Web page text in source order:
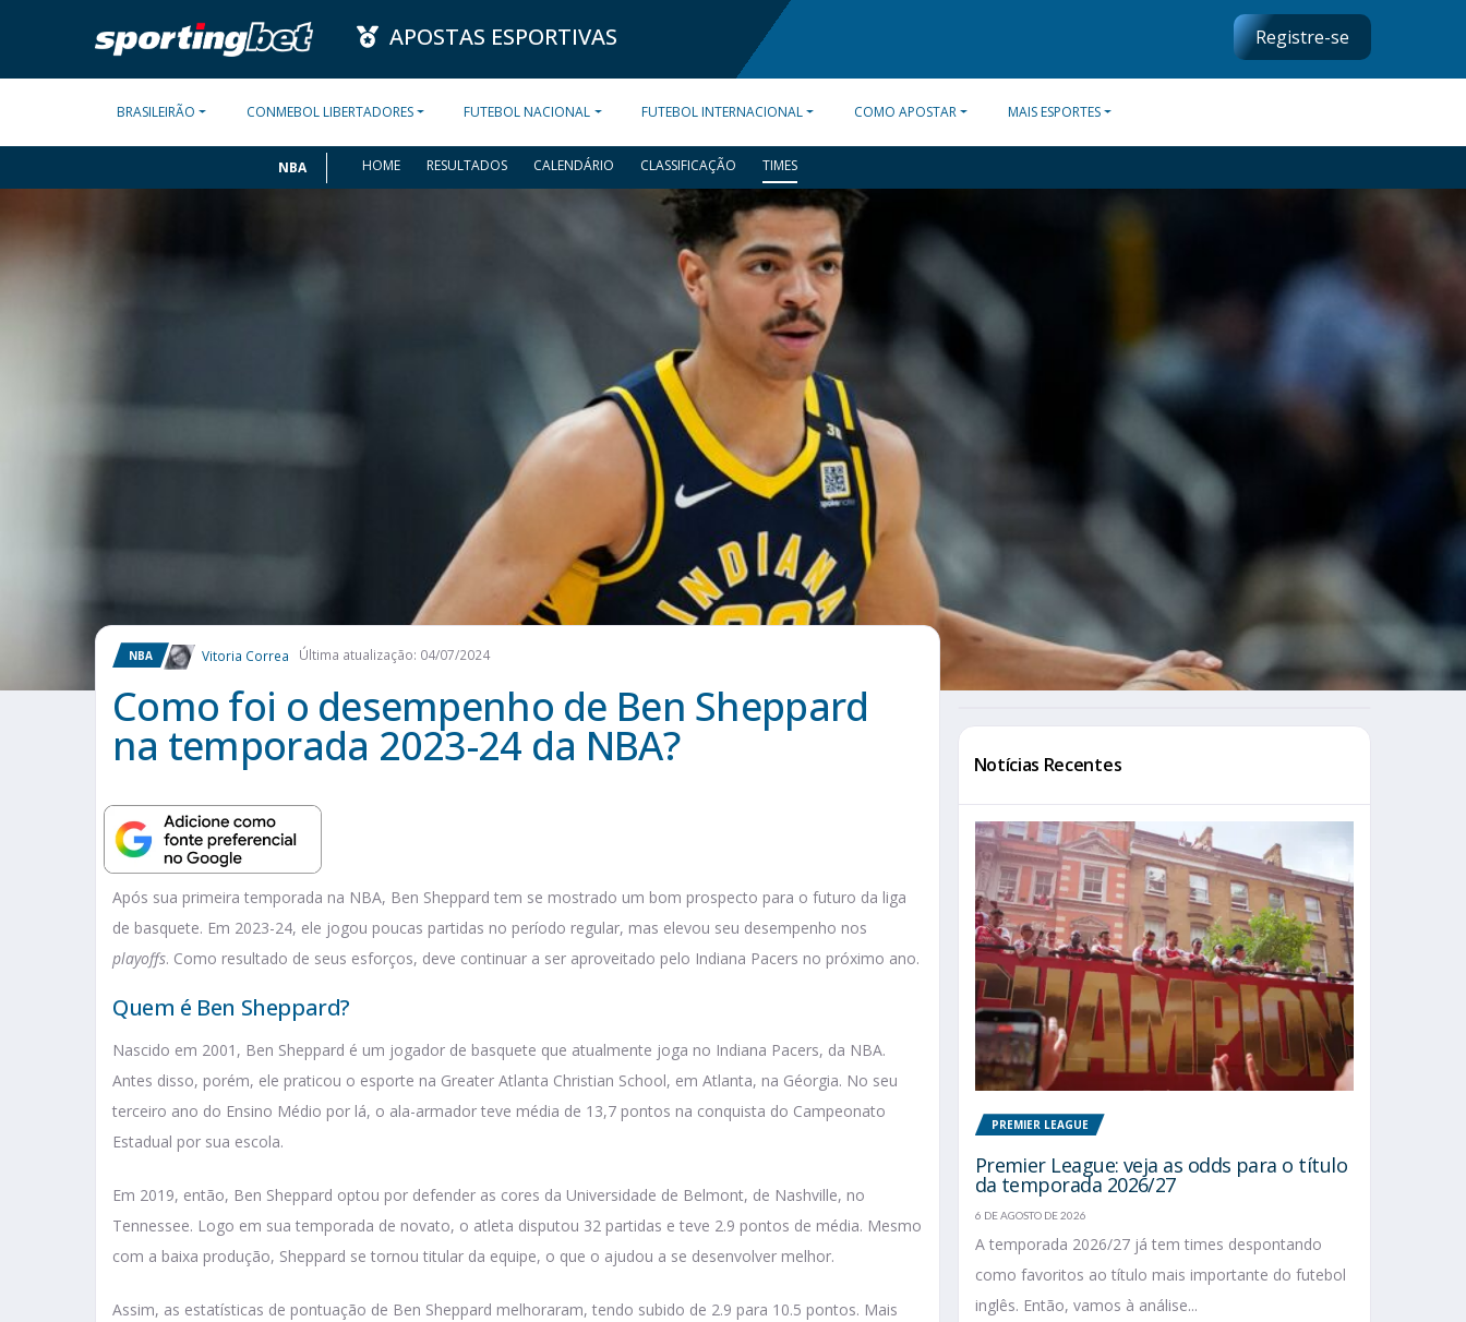
APOSTAS ESPORTIVAS Registre-se
BRASILEIRÃO CONMEBOL LIBERTADORES FUTEBOL NACIONAL FUTEBOL INTERNACIONAL COMO APOSTAR MAIS ESPORTES
NBA HOME RESULTADOS CALENDÁRIO CLASSIFICAÇÃO TIMES
NBA Vitoria Correa Última atualização: 04/07/2024
Como foi o desempenho de Ben Sheppard
na temporada 2023-24 da NBA?
Após sua primeira temporada na NBA, Ben Sheppard tem se mostrado um bom prospecto para o futuro da liga
de basquete. Em 2023-24, ele jogou poucas partidas no período regular, mas elevou seu desempenho nos
playoffs. Como resultado de seus esforços, deve continuar a ser aproveitado pelo Indiana Pacers no próximo ano.
Quem é Ben Sheppard?
Nascido em 2001, Ben Sheppard é um jogador de basquete que atualmente joga no Indiana Pacers, da NBA.
Antes disso, porém, ele praticou o esporte na Greater Atlanta Christian School, em Atlanta, na Géorgia. No seu
terceiro ano do Ensino Médio por lá, o ala-armador teve média de 13,7 pontos na conquista do Campeonato
Estadual por sua escola.
Em 2019, então, Ben Sheppard optou por defender as cores da Universidade de Belmont, de Nashville, no
Tennessee. Logo em sua temporada de novato, o atleta disputou 32 partidas e teve 2.9 pontos de média. Mesmo
com a baixa produção, Sheppard se tornou titular da equipe, o que o ajudou a se desenvolver melhor.
Assim, as estatísticas de pontuação de Ben Sheppard melhoraram, tendo subido de 2.9 para 10.5 pontos. Mais
Notícias Recentes
PREMIER LEAGUE
Premier League: veja as odds para o título
da temporada 2026/27
6 DE AGOSTO DE 2026
A temporada 2026/27 já tem times despontando
como favoritos ao título mais importante do futebol
inglês. Então, vamos à análise...